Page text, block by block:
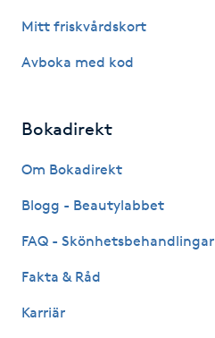
Manikyr & Pedikyr
Medicinsk massage
Medium
Mitt friskvårdskort
Avboka med kod
Bokadirekt
Om Bokadirekt
Blogg - Beautylabbet
FAQ - Skönhetsbehandlingar
Fakta & Råd
Karriär